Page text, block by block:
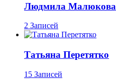
Людмила Малюкова
2 Записей
Татьяна Перетятко
15 Записей